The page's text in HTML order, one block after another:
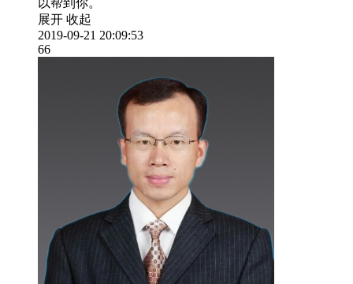
以帮到你。
展开 收起
2019-09-21 20:09:53
66